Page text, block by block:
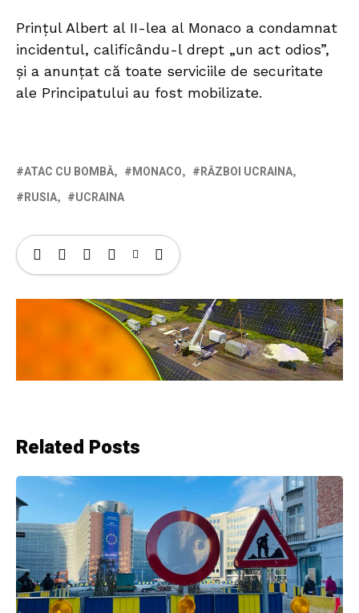
Prințul Albert al II-lea al Monaco a condamnat
incidentul, calificându-l drept „un act odios”,
și a anunțat că toate serviciile de securitate
ale Principatului au fost mobilizate.
ATAC CU BOMBĂ MONACO
RĂZBOI UCRAINA
RUSIA
UCRAINA
Related Posts